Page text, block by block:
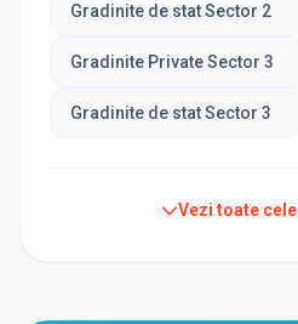
Gradinite de stat Sector 2
Gradinite Private Sector 3
Gradinite de stat Sector 3
Vezi toate cele